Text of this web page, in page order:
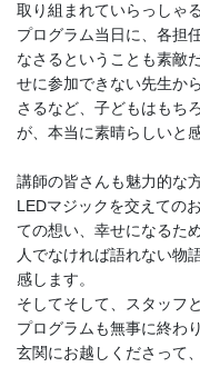
取り組まれていらっしゃ
プログラム当日に、各担
なさるということも素敵
せに参加できない先生か
さるなど、子どもはもち
が、本当に素晴らしいと
講師の皆さんも魅力的な
LEDマジックを交えての
ての想い、幸せになるた
人でなければ語れない物
感します。
そしてそして、スタッフ
プログラムも無事に終わ
玄関にお越しくださって